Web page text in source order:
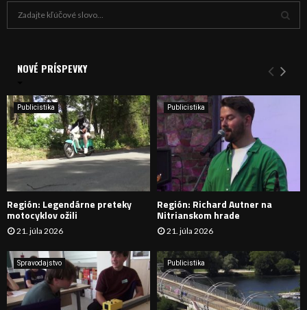
i
e
:
Y
H
D
A
N
NOVÉ PRÍSPEVKY
Publicistika
Región: Legendárne preteky
motocyklov ožili
21. júla 2026
Publicistika
Región: Richard Autner na
Nitrianskom hrade
21. júla 2026
Spravodajstvo Publicistika